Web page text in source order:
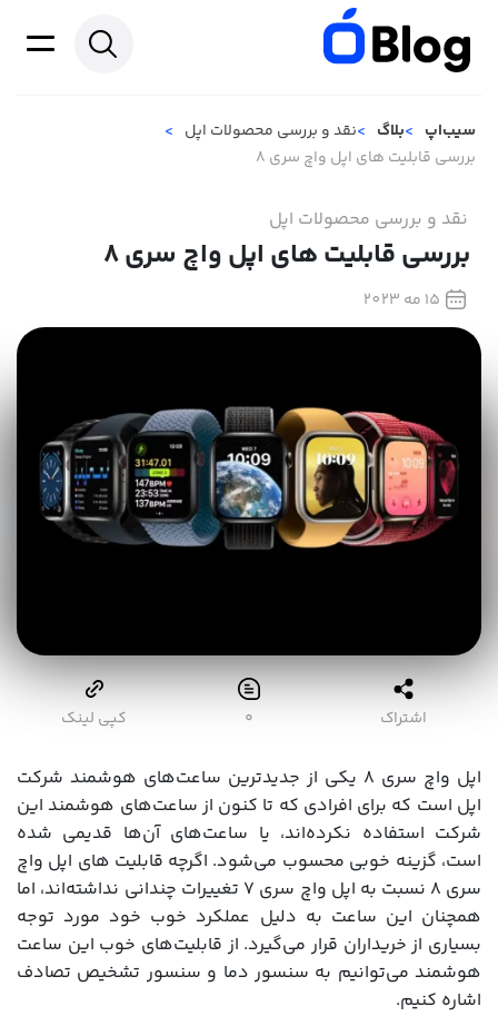
سیب‌اپ بلاگ
نقد و بررسی محصولات اپل
بررسی قابلیت های اپل واچ سری 8
نقد و بررسی محصولات اپل
بررسی قابلیت های اپل واچ سری 8
15 مه 2023
اشتراک ۰ کپی لینک
اپل واچ سری ۸ یکی از جدیدترین ساعت‌های هوشمند شرکت
اپل است که برای افرادی که تا کنون از ساعت‌های هوشمند این
شرکت استفاده نکرده‌اند، یا ساعت‌های آن‌ها قدیمی شده
است، گزینه خوبی محسوب می‌شود. اگرچه قابلیت های اپل واچ
سری 8 نسبت به اپل واچ سری 7 تغییرات چندانی نداشته‌اند، اما
همچنان این ساعت به دلیل عملکرد خوب خود مورد توجه
بسیاری از خریداران قرار می‌گیرد. از قابلیت‌های خوب این ساعت
هوشمند می‌توانیم به سنسور دما و سنسور تشخیص تصادف
اشاره کنیم.